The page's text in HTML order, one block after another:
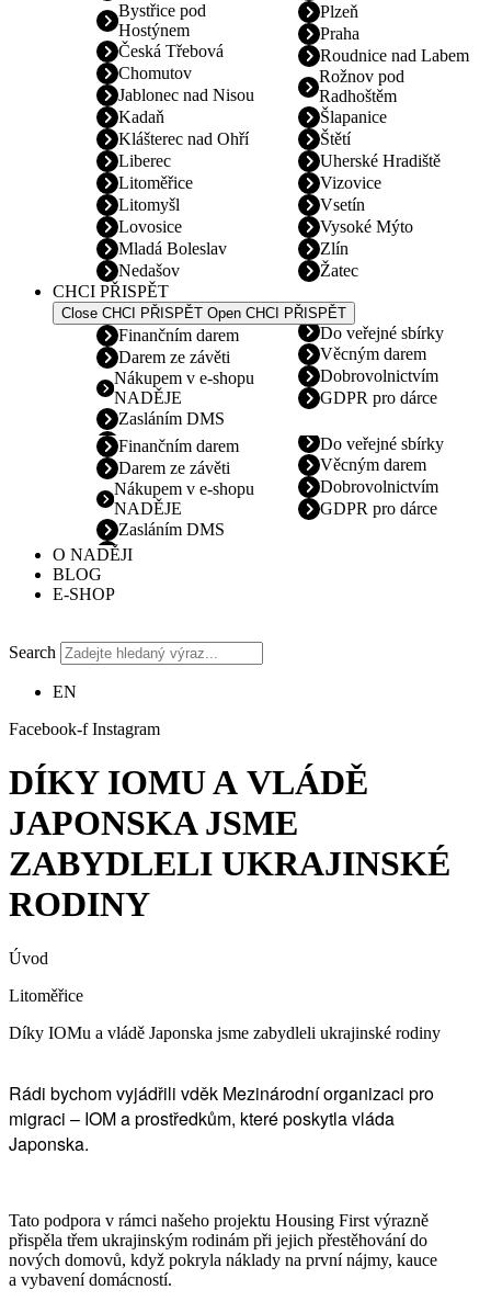
Bystřice pod
Hostýnem
Česká Třebová
Chomutov
Jablonec nad Nisou
Kadaň
Klášterec nad Ohří
Liberec
Litoměřice
Litomyšl
Lovosice
Mladá Boleslav
Nedašov
Plzeň
Praha
Roudnice nad Labem
Rožnov pod
Radhoštěm
Šlapanice
Štětí
Uherské Hradiště
Vizovice
Vsetín
Vysoké Mýto
Zlín
Žatec
CHCI PŘISPĚT
Close CHCI PŘISPĚT Open CHCI PŘISPĚT
Finančním darem
Darem ze závěti
Nákupem v e-shopu
NADĚJE
Zasláním DMS
Do veřejné sbírky
Věcným darem
Dobrovolnictvím
GDPR pro dárce
Finančním darem
Darem ze závěti
Nákupem v e-shopu
NADĚJE
Zasláním DMS
Do veřejné sbírky
Věcným darem
Dobrovolnictvím
GDPR pro dárce
O NADĚJI
BLOG
E-SHOP
Search
EN
Facebook-f Instagram
DÍKY IOMU A VLÁDĚ
JAPONSKA JSME
ZABYDLELI UKRAJINSKÉ
RODINY
Úvod
Litoměřice
Díky IOMu a vládě Japonska jsme zabydleli ukrajinské rodiny
Rádi bychom vyjádřili vděk Mezinárodní organizaci pro
migraci – IOM a prostředkům, které poskytla vláda
Japonska.
Tato podpora v rámci našeho projektu Housing First výrazně
přispěla třem ukrajinským rodinám při jejich přestěhování do
nových domovů, když pokryla náklady na první nájmy, kauce
a vybavení domácností.